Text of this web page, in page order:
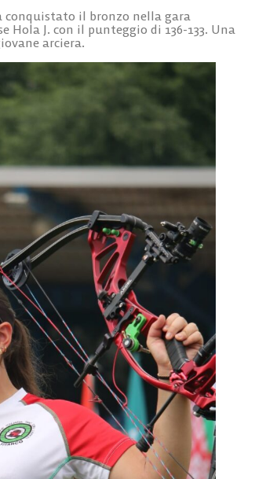
conquistato il bronzo nella gara
Hola J. con il punteggio di 136-133. Una
arciera.